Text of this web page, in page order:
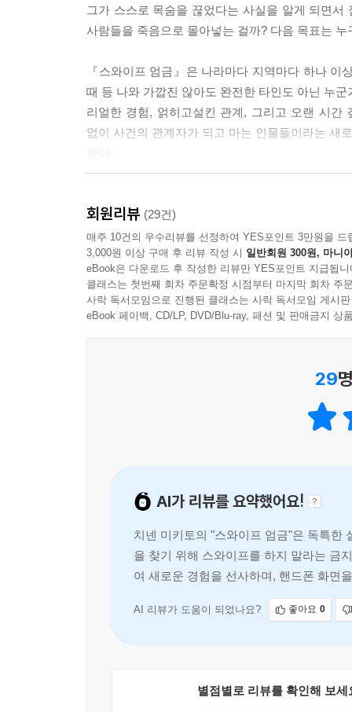
얼른 긴급 SOS 호출 화면을 띄웠다. 카운트 다운
아…….
--- p.104
그가 스스로 목숨을 끊었다는 사실을 알게 되면
사람들을 죽음으로 몰아넣는 걸까? 다음 목표는
『스와이프 엄금』은 나라마다 지역마다 하나
때 등 나와 가깝진 않아도 완전한 타인도 아닌 누
리얼한 경험, 얽히고설킨 관계, 그리고 오랜 시간
없이 사건의 관계자가 되고 마는 인물들이라는 새
치넨 미키토가 안내하는 모큐멘터리 호러
일본에서 호러 붐이 일고 있다. 수색 전단, 유류
이상이 다녀갔다. 출판계에서도 우케쓰, 세스지
인기를 끌었다. 최근의 J-호러는 스즈키 코지
다큐멘터리 방식으로 만든 ‘모큐멘터리
낮춘다는 점에서도, 현실적인 공포를 체감하게
자평했다. 그렇다면 무엇이 다를까? 먼저 구성의
회원리뷰 (29건)
매주 10건의 우수리뷰를 선정하여 YES포인트 3만원을 드
3,000원 이상 구매 후 리뷰 작성 시 일반회원 300원, 마니
eBook은 다운로드 후 작성한 리뷰만 YES포인트 지급됩니
클래스는 첫번째 회차 주문확정 시점부터 마지막 회차 주
사락 독서모임으로 진행된 클래스는 사락 독서모임 게시
eBook 페이백, CD/LP, DVD/Blu-ray, 패션 및 판매금지 상
29
AI가 리뷰를 요약했어요!
치넨 미키토의 "스와이프 엄금"은 독특한
을 찾기 위해 스와이프를 하지 말라는 금
여 새로운 경험을 선사하며, 핸드폰 화면
AI 리뷰가 도움이 되었나요? 좋아요 0
별점별로 리뷰를 확인해 보세